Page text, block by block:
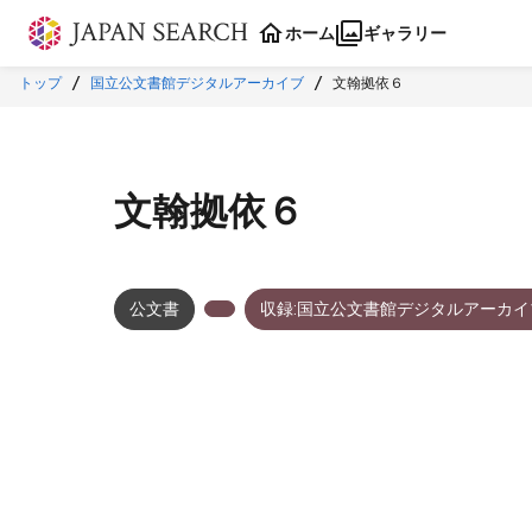
本文に飛ぶ
ホーム ギャラリー
トップ 国立公文書館デジタルアーカイブ 文翰拠依６
文翰拠依６
公文書 収録:国立公文書館デジタルアーカ